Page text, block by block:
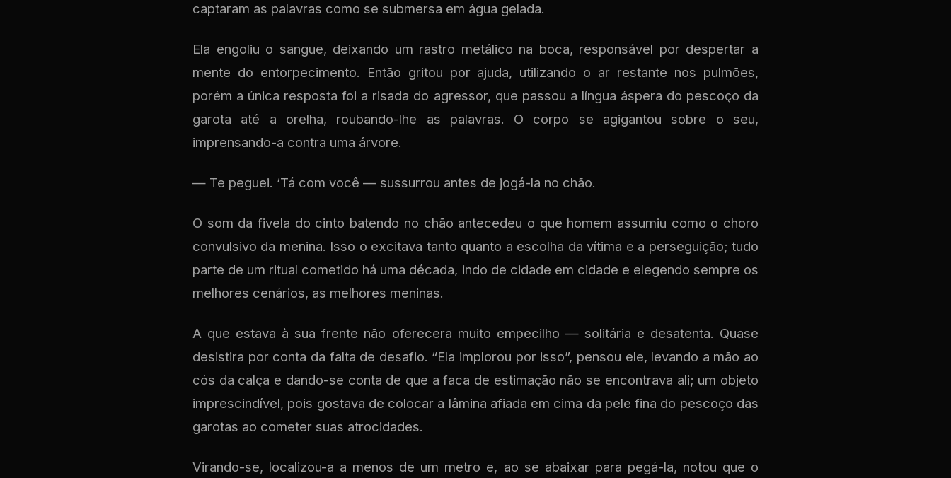
captaram as palavras como se submersa em água gelada.
Ela engoliu o sangue, deixando um rastro metálico na boca, responsável por despertar a
mente do entorpecimento. Então gritou por ajuda, utilizando o ar restante nos pulmões,
porém a única resposta foi a risada do agressor, que passou a língua áspera do pescoço da
garota até a orelha, roubando-lhe as palavras. O corpo se agigantou sobre o seu,
imprensando-a contra uma árvore.
— Te peguei. ‘Tá com você — sussurrou antes de jogá-la no chão.
O som da fivela do cinto batendo no chão antecedeu o que homem assumiu como o choro
convulsivo da menina. Isso o excitava tanto quanto a escolha da vítima e a perseguição; tudo
parte de um ritual cometido há uma década, indo de cidade em cidade e elegendo sempre os
melhores cenários, as melhores meninas.
A que estava à sua frente não oferecera muito empecilho — solitária e desatenta. Quase
desistira por conta da falta de desafio. “Ela implorou por isso”, pensou ele, levando a mão ao
cós da calça e dando-se conta de que a faca de estimação não se encontrava ali; um objeto
imprescindível, pois gostava de colocar a lâmina afiada em cima da pele fina do pescoço das
garotas ao cometer suas atrocidades.
Virando-se, localizou-a a menos de um metro e, ao se abaixar para pegá-la, notou que o